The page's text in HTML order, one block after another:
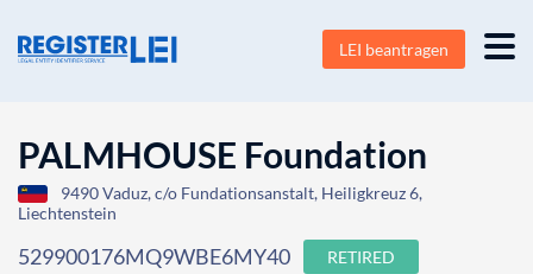
LEI beantragen
PALMHOUSE Foundation
9490 Vaduz, c/o Fundationsanstalt, Heiligkreuz 6,
Liechtenstein
529900176MQ9WBE6MY40 RETIRED